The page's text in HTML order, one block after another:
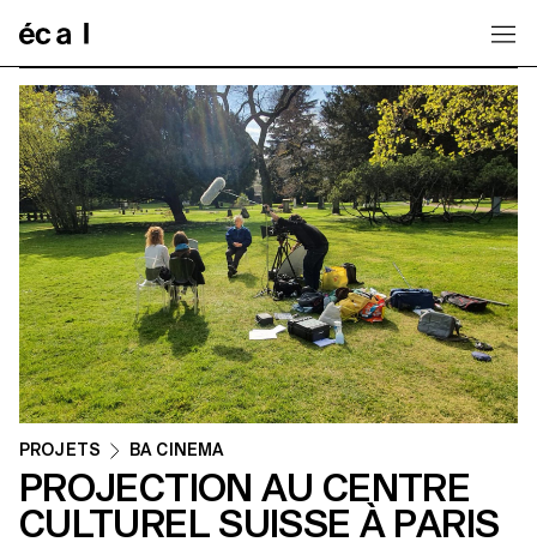
PROJETS BA CINEMA
PROJECTION AU CENTRE
CULTUREL SUISSE À PARIS